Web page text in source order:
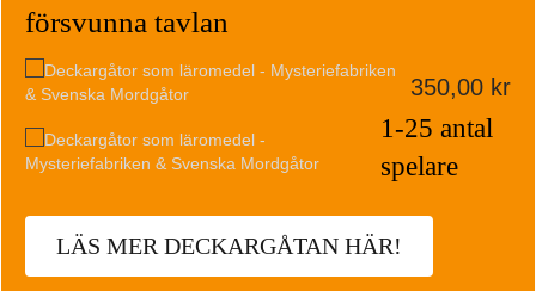
försvunna tavlan
350,00 kr
1-25 antal
spelare
LÄS MER DECKARGÅTAN HÄR!